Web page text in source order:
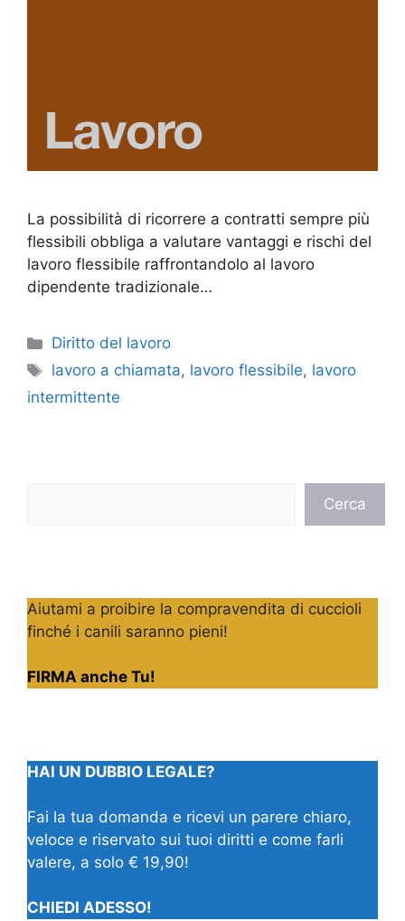
La possibilità di ricorrere a contratti sempre più
flessibili obbliga a valutare vantaggi e rischi del
lavoro flessibile raffrontandolo al lavoro
dipendente tradizionale…
Categorie
Diritto del lavoro
Tag
lavoro a chiamata, lavoro flessibile, lavoro
intermittente
Cerca
Aiutami a proibire la compravendita di cuccioli
finché i canili saranno pieni!
FIRMA anche Tu!
HAI UN DUBBIO LEGALE?
Fai la tua domanda e ricevi un parere chiaro,
veloce e riservato sui tuoi diritti e come farli
valere, a solo € 19,90!
CHIEDI ADESSO!